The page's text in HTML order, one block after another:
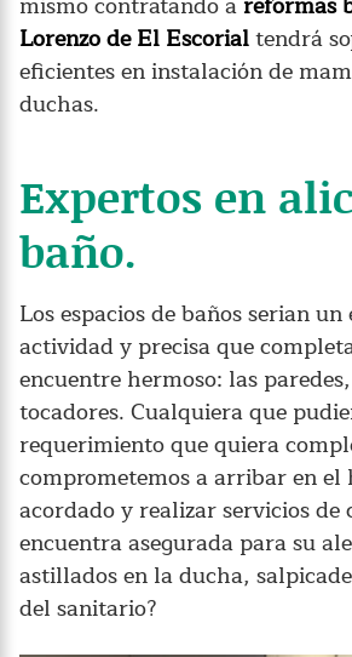
Lorenzo de El Escorialtendrá
eficientes en instalación de
duchas.
Expertos en
baño.
Los espacios de baños serian un
actividad y precisa que
encuentre hermoso: las
tocadores. Cualquiera que
requerimiento que quiera
comprometemos a arribar en
acordado y realizar servicios de
encuentra asegurada para su
astillados en la ducha,
del sanitario?